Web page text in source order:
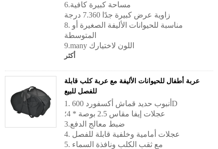
6.مساحة كبيرة كافية
زاوية عرض كبيرة جدًا 7.360 درجة
8. مناسبة للحيوانات الأليفة الصغيرة أو
المتوسطة
9.many اللون لاختيارك
أكثر
عربة أطفال للحيوانات الأليفة مع عربة كلب قابلة
للفصل للبيع
1. أنبوب حديد قماش أكسفورد 600D
عجلات إيفا مقاس 2.5 بوصة * 4؛
3.ضبط معالج الدفع
4. عجلات أمامية وخلفية قابلة للفصل
5. مع ثقب الكلب ونافذة السماء